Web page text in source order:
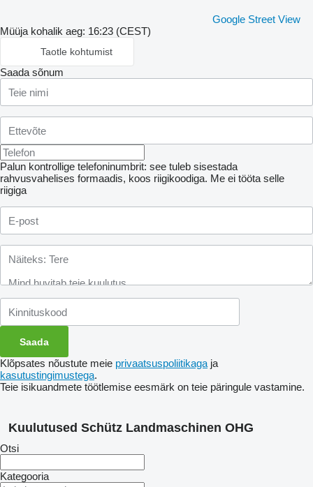
Google Street View
Müüja kohalik aeg: 16:23 (CEST)
Taotle kohtumist
Saada sõnum
Palun kontrollige telefoninumbrit: see tuleb sisestada
rahvusvahelises formaadis, koos riigikoodiga. Me ei tööta selle
riigiga
Klõpsates nõustute meie privaatsuspoliitikaga ja
kasutustingimustega.
Teie isikuandmete töötlemise eesmärk on teie päringule vastamine.
Kuulutused Schütz Landmaschinen OHG
Otsi
Kategooria